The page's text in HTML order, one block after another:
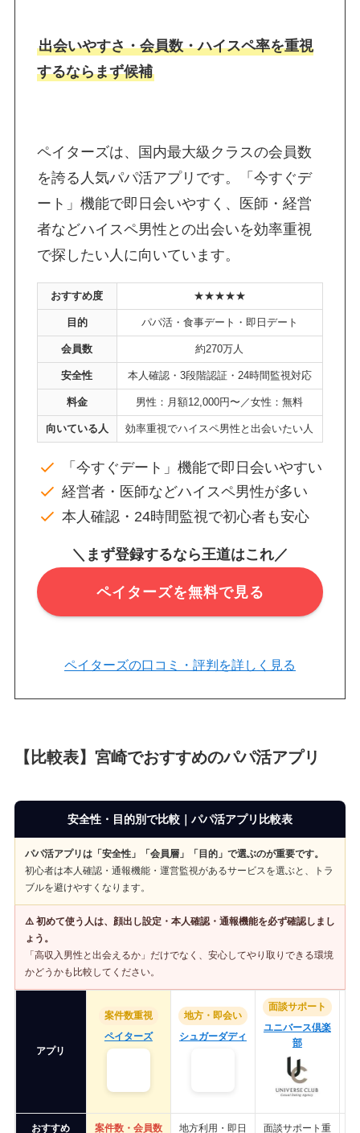
出会いやすさ・会員数・ハイスペ率を重視
するならまず候補
ペイターズは、国内最大級クラスの会員数
を誇る人気パパ活アプリです。「今すぐデ
ート」機能で即日会いやすく、医師・経営
者などハイスペ男性との出会いを効率重視
で探したい人に向いています。
おすすめ度 ★★★★★
目的 パパ活・食事デート・即日デート
会員数 約270万人
安全性 本人確認・3段階認証・24時間監視対応
料金 男性：月額12,000円〜／女性：無料
向いている人 効率重視でハイスペ男性と出会いたい人
「今すぐデート」機能で即日会いやすい
経営者・医師などハイスペ男性が多い
本人確認・24時間監視で初心者も安心
＼まず登録するなら王道はこれ／
ペイターズを無料で見る
ペイターズの口コミ・評判を詳しく見る
【比較表】宮崎でおすすめのパパ活アプリ
安全性・目的別で比較｜パパ活アプリ比較表
パパ活アプリは「安全性」「会員層」「目的」で選ぶのが重要です。
初心者は本人確認・通報機能・運営監視があるサービスを選ぶと、トラ
ブルを避けやすくなります。
⚠️ 初めて使う人は、顔出し設定・本人確認・通報機能を必ず確認しまし
ょう。
「高収入男性と出会えるか」だけでなく、安心してやり取りできる環境
かどうかも比較してください。
アプリ
案件数重視
ペイターズ
地方・即会い
シュガーダディ
面談サポート
ユニバース倶楽
部
おすすめ 案件数・会員数 地方利用・即日 面談サポート重